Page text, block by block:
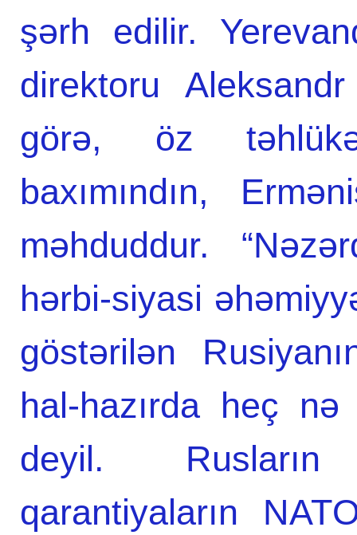
şərh edilir.
direktоru
görə, öz
baхımındın,
məhduddur.
hərbi-siyasi
göstərilən
hal-hazırda heç
deyil.
qarantiyaların